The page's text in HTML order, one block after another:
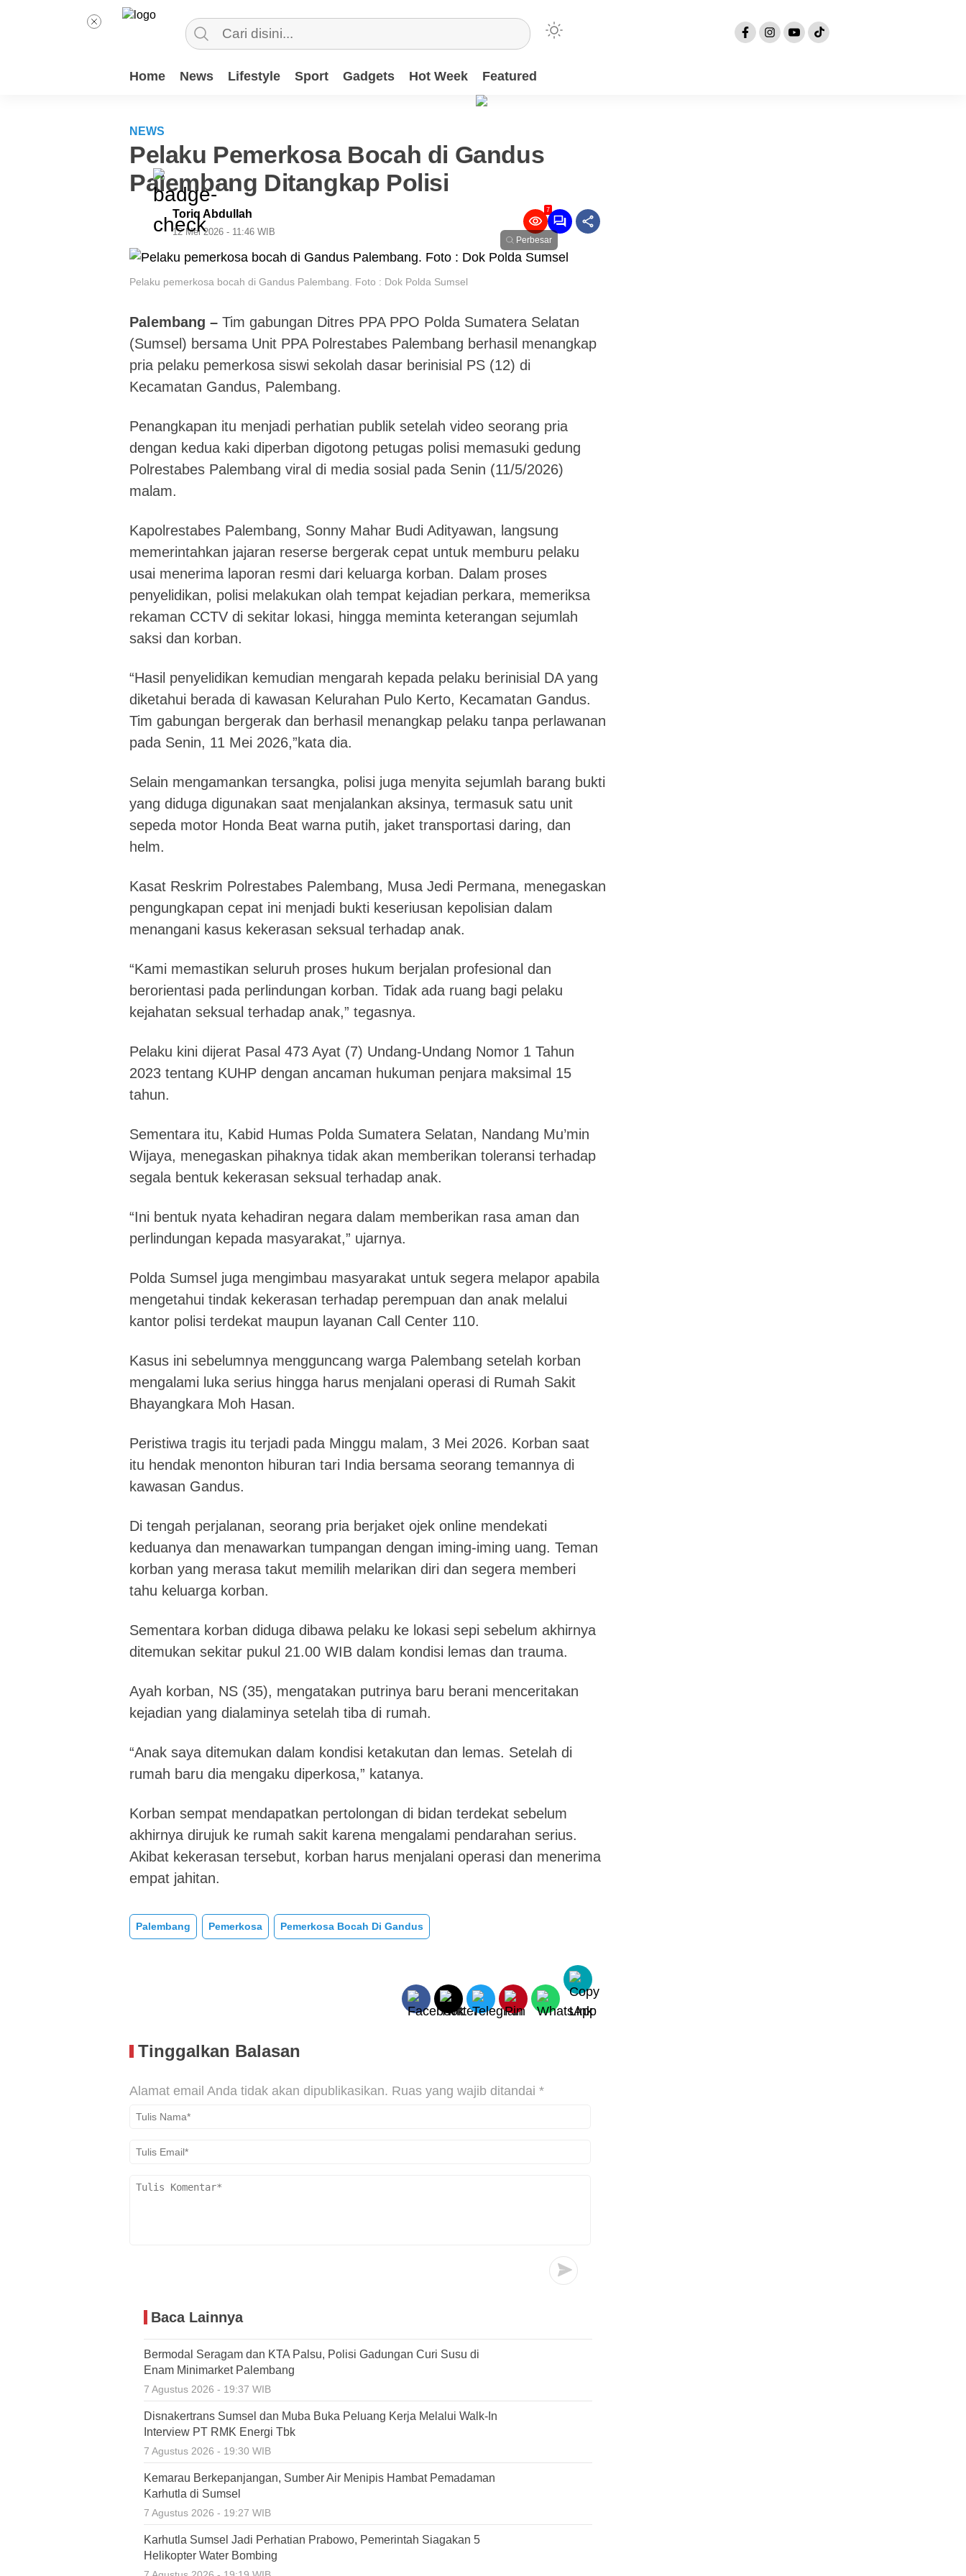
Home News Lifestyle Sport Gadgets Hot Week Featured
NEWS
Pelaku Pemerkosa Bocah di Gandus
Palembang Ditangkap Polisi
Toriq Abdullah
12 Mei 2026 - 11:46 WIB
7
Perbesar
Pelaku pemerkosa bocah di Gandus Palembang. Foto : Dok Polda Sumsel
Palembang – Tim gabungan Ditres PPA PPO Polda Sumatera Selatan
(Sumsel) bersama Unit PPA Polrestabes Palembang berhasil menangkap
pria pelaku pemerkosa siswi sekolah dasar berinisial PS (12) di
Kecamatan Gandus, Palembang.
Penangkapan itu menjadi perhatian publik setelah video seorang pria
dengan kedua kaki diperban digotong petugas polisi memasuki gedung
Polrestabes Palembang viral di media sosial pada Senin (11/5/2026)
malam.
Kapolrestabes Palembang, Sonny Mahar Budi Adityawan, langsung
memerintahkan jajaran reserse bergerak cepat untuk memburu pelaku
usai menerima laporan resmi dari keluarga korban. Dalam proses
penyelidikan, polisi melakukan olah tempat kejadian perkara, memeriksa
rekaman CCTV di sekitar lokasi, hingga meminta keterangan sejumlah
saksi dan korban.
“Hasil penyelidikan kemudian mengarah kepada pelaku berinisial DA yang
diketahui berada di kawasan Kelurahan Pulo Kerto, Kecamatan Gandus.
Tim gabungan bergerak dan berhasil menangkap pelaku tanpa perlawanan
pada Senin, 11 Mei 2026,”kata dia.
Selain mengamankan tersangka, polisi juga menyita sejumlah barang bukti
yang diduga digunakan saat menjalankan aksinya, termasuk satu unit
sepeda motor Honda Beat warna putih, jaket transportasi daring, dan
helm.
Kasat Reskrim Polrestabes Palembang, Musa Jedi Permana, menegaskan
pengungkapan cepat ini menjadi bukti keseriusan kepolisian dalam
menangani kasus kekerasan seksual terhadap anak.
“Kami memastikan seluruh proses hukum berjalan profesional dan
berorientasi pada perlindungan korban. Tidak ada ruang bagi pelaku
kejahatan seksual terhadap anak,” tegasnya.
Pelaku kini dijerat Pasal 473 Ayat (7) Undang-Undang Nomor 1 Tahun
2023 tentang KUHP dengan ancaman hukuman penjara maksimal 15
tahun.
Sementara itu, Kabid Humas Polda Sumatera Selatan, Nandang Mu’min
Wijaya, menegaskan pihaknya tidak akan memberikan toleransi terhadap
segala bentuk kekerasan seksual terhadap anak.
“Ini bentuk nyata kehadiran negara dalam memberikan rasa aman dan
perlindungan kepada masyarakat,” ujarnya.
Polda Sumsel juga mengimbau masyarakat untuk segera melapor apabila
mengetahui tindak kekerasan terhadap perempuan dan anak melalui
kantor polisi terdekat maupun layanan Call Center 110.
Kasus ini sebelumnya mengguncang warga Palembang setelah korban
mengalami luka serius hingga harus menjalani operasi di Rumah Sakit
Bhayangkara Moh Hasan.
Peristiwa tragis itu terjadi pada Minggu malam, 3 Mei 2026. Korban saat
itu hendak menonton hiburan tari India bersama seorang temannya di
kawasan Gandus.
Di tengah perjalanan, seorang pria berjaket ojek online mendekati
keduanya dan menawarkan tumpangan dengan iming-iming uang. Teman
korban yang merasa takut memilih melarikan diri dan segera memberi
tahu keluarga korban.
Sementara korban diduga dibawa pelaku ke lokasi sepi sebelum akhirnya
ditemukan sekitar pukul 21.00 WIB dalam kondisi lemas dan trauma.
Ayah korban, NS (35), mengatakan putrinya baru berani menceritakan
kejadian yang dialaminya setelah tiba di rumah.
“Anak saya ditemukan dalam kondisi ketakutan dan lemas. Setelah di
rumah baru dia mengaku diperkosa,” katanya.
Korban sempat mendapatkan pertolongan di bidan terdekat sebelum
akhirnya dirujuk ke rumah sakit karena mengalami pendarahan serius.
Akibat kekerasan tersebut, korban harus menjalani operasi dan menerima
empat jahitan.
Palembang Pemerkosa Pemerkosa Bocah Di Gandus
Tinggalkan Balasan
Alamat email Anda tidak akan dipublikasikan. Ruas yang wajib ditandai *
Baca Lainnya
Bermodal Seragam dan KTA Palsu, Polisi Gadungan Curi Susu di
Enam Minimarket Palembang
7 Agustus 2026 - 19:37 WIB
Disnakertrans Sumsel dan Muba Buka Peluang Kerja Melalui Walk-In
Interview PT RMK Energi Tbk
7 Agustus 2026 - 19:30 WIB
Kemarau Berkepanjangan, Sumber Air Menipis Hambat Pemadaman
Karhutla di Sumsel
7 Agustus 2026 - 19:27 WIB
Karhutla Sumsel Jadi Perhatian Prabowo, Pemerintah Siagakan 5
Helikopter Water Bombing